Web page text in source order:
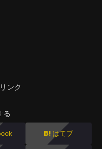
ンク
る
はてブ